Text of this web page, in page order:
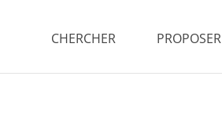
CHERCHER PROPOSER